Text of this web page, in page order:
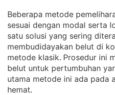
Beberapa metode
sesuai dengan modal serta
satu solusi yang sering
membudidayakan belut di
metode klasik. Prosedur ini
belut untuk pertumbuhan
utama metode ini ada pada
hemat.